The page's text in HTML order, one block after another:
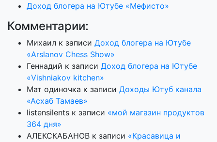
Доход блогера на Ютубе «Мефисто»
Комментарии:
Михаил к записи Доход блогера на Ютубе
«Arslanov Chess Show»
Геннадий к записи Доход блогера на Ютубе
«Vishniakov kitchen»
Мат одиночка к записи Доходы Ютуб канала
«Асхаб Тамаев»
listensilents к записи «мой магазин продуктов
364 дня»
АЛЕКСКАБАНОВ к записи «Красавица и